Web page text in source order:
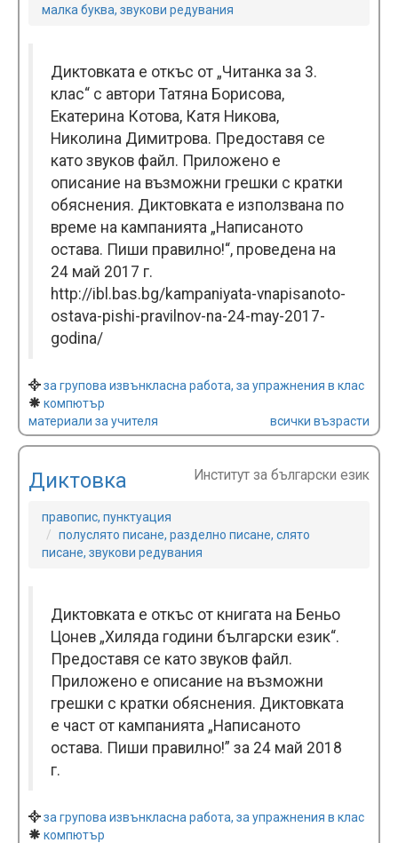
малка буква, звукови редувания
Диктовката е откъс от „Читанка за 3.
клас“ с автори Татяна Борисова,
Екатерина Котова, Катя Никова,
Николина Димитрова. Предоставя се
като звуков файл. Приложено е
описание на възможни грешки с кратки
обяснения. Диктовката е използвана по
време на кампанията „Написаното
остава. Пиши правилно!“, проведена на
24 май 2017 г.
http://ibl.bas.bg/kampaniyata-vnapisanoto-
ostava-pishi-pravilnov-na-24-may-2017-
godina/
за групова извънкласна работа, за упражнения в клас
компютър
материали за учителя
всички възрасти
Диктовка Институт за български език
правопис, пунктуация
полуслято писане, разделно писане, слято
писане, звукови редувания
Диктовката е откъс от книгата на Беньо
Цонев „Хиляда години български език“.
Предоставя се като звуков файл.
Приложено е описание на възможни
грешки с кратки обяснения. Диктовката
е част от кампанията „Написаното
остава. Пиши правилно!” за 24 май 2018
г.
за групова извънкласна работа, за упражнения в клас
компютър